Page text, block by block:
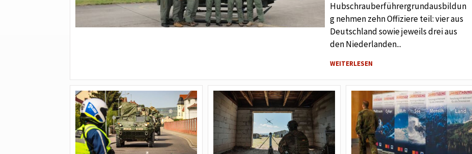
Hubschrauberführergrundausbildun
g nehmen zehn Offiziere teil: vier aus
Deutschland sowie jeweils drei aus
den Niederlanden...
WEITERLESEN